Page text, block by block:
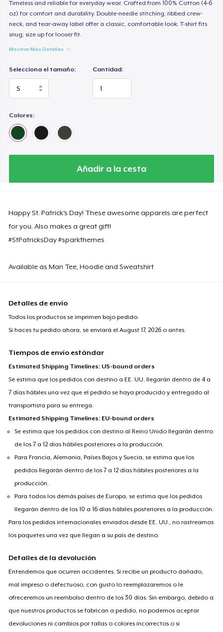
Timeless and reliable for everyday wear. Crafted from 100% Cotton (4-6
oz) for comfort and durability. Double-needle stitching, ribbed crew-
neck, and tear-away label offer a classic, comfortable look. T-shirt fits
snug; size up for looser fit.
Mostrar Más Detalles
Selecciona el tamaño: Cantidad:
Colores:
Añadir a la cesta
Happy St. Patrick's Day! These awesome apparels are perfect
for you. Also makes a great gift!
#StPatricksDay #sparkthemes
Available as Man Tee, Hoodie and Sweatshirt
Detalles de envío
Todos los productos se imprimen bajo pedido.
Si haces tu pedido ahora, se enviará elAugust 17, 2026 o antes.
Tiempos de envío estándar
Estimated Shipping Timelines: US-bound orders
Se estima que los pedidos con destino a EE. UU. llegarán dentro de 4 a
7 días hábiles una vez que el pedido se haya producido y entregado al
transportista para su entrega.
Estimated Shipping Timelines: EU-bound orders
Se estima que los pedidos con destino al Reino Unido llegarán dentro
de los 7 a 12 días hábiles posteriores a la producción.
Para Francia, Alemania, Países Bajos y Suecia, se estima que los
pedidos llegarán dentro de los 7 a 12 días hábiles posteriores a la
producción.
Para todos los demás países de Europa, se estima que los pedidos
llegarán dentro de los 10 a 16 días hábiles posteriores a la producción.
Para los pedidos internacionales enviados desde EE. UU., no rastreamos
los paquetes una vez que llegan a su país de destino.
Detalles de la devolución
Entendemos que ocurren accidentes. Si recibe un producto dañado,
mal impreso o defectuoso, con gusto lo reemplazaremos o le
ofreceremos un reembolso dentro de los 30 días. Sin embargo, debido a
que nuestros productos se fabrican a pedido, no podemos aceptar
devoluciones ni cambios por tallas o colores incorrectos o si